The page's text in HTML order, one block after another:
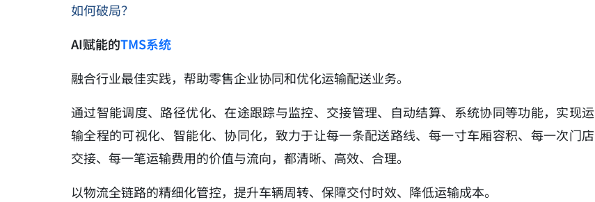
如何破局？
AI赋能的TMS系统
融合行业最佳实践，帮助零售企业协同和优化运输配送业务。
通过智能调度、路径优化、在途跟踪与监控、交接管理、自动结算、系统协同等功能，实现运
输全程的可视化、智能化、协同化，致力于让每一条配送路线、每一寸车厢容积、每一次门店
交接、每一笔运输费用的价值与流向，都清晰、高效、合理。
以物流全链路的精细化管控，提升车辆周转、保障交付时效、降低运输成本。